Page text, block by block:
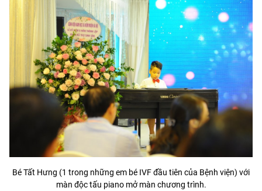
Bé Tất Hưng (1 trong những em bé IVF đầu tiên của Bệnh viện) với
màn độc tấu piano mở màn chương trình.